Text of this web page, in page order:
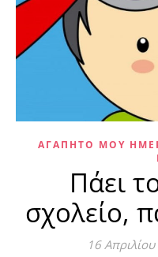
ΑΓΑΠΗΤΌ ΜΟΥ
Πάει
σχολείο,
16